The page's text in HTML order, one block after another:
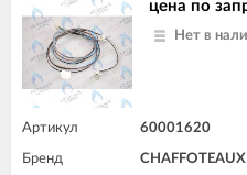
цена по
Нет в
Артикул 60001620
Бренд CHAFFOTEAUX